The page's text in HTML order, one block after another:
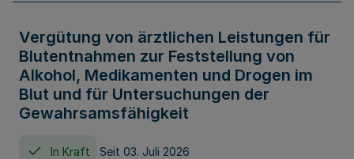
Vergütung von ärztlichen Leistungen für
Blutentnahmen zur Feststellung von
Alkohol, Medikamenten und Drogen im
Blut und für Untersuchungen der
Gewahrsamsfähigkeit
In Kraft Seit 03. Juli 2026